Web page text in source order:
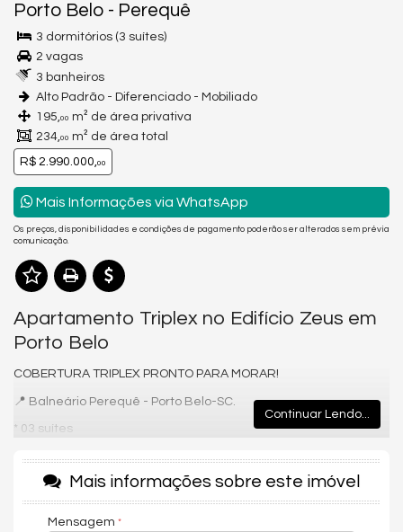
Porto Belo - Perequê
3 dormitórios (3 suítes)
2 vagas
3 banheiros
Alto Padrão - Diferenciado - Mobiliado
195,00 m² de área privativa
234,00 m² de área total
R$ 2.990.000,00
Mais Informações via WhatsApp
Os preços, disponibilidades e condições de pagamento poderão ser alterados sem prévia
comunicação.
Apartamento Triplex no Edifício Zeus em
Porto Belo
COBERTURA TRIPLEX PRONTO PARA MORAR!
📍 Balneário Perequê - Porto Belo-SC.
* 03 suítes
* 02 vagas de garagem
* 195 m² de área útil privativa
Continuar Lendo...
Mais informações sobre este imóvel
Mensagem